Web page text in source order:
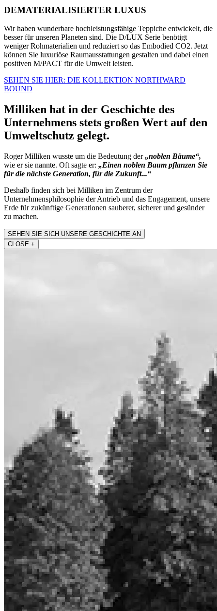
DEMATERIALISIERTER LUXUS
Wir haben wunderbare hochleistungsfähige Teppiche entwickelt, die
besser für unseren Planeten sind. Die D/LUX Serie benötigt
weniger Rohmaterialien und reduziert so das Embodied CO2. Jetzt
können Sie luxuriöse Raumausstattungen gestalten und dabei einen
positiven M/PACT für die Umwelt leisten.
SEHEN SIE HIER: DIE KOLLEKTION NORTHWARD
BOUND
Milliken hat in der Geschichte des
Unternehmens stets großen Wert auf den
Umweltschutz gelegt.
Roger Milliken wusste um die Bedeutung der„noblen Bäume“,
wie er sie nannte. Oft sagte er: „Einen noblen Baum pflanzen Sie
für die nächste Generation, für die Zukunft...“
Deshalb finden sich bei Milliken im Zentrum der
Unternehmensphilosophie der Antrieb und das Engagement, unsere
Erde für zukünftige Generationen sauberer, sicherer und gesünder
zu machen.
SEHEN SIE SICH UNSERE GESCHICHTE AN
CLOSE +